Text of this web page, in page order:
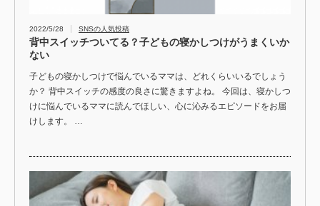
2022/5/28 SNSの人気投稿
背中スイッチついてる？子どもの寝かしつけがうまくいか
ない
子どもの寝かしつけで悩んでいるママは、どれくらいいるでしょう
か？ 背中スイッチの感度の良さに驚きますよね。 今回は、寝かしつ
けに悩んでいるママに読んでほしい、心に沁みるエピソードをお届
けします。 …